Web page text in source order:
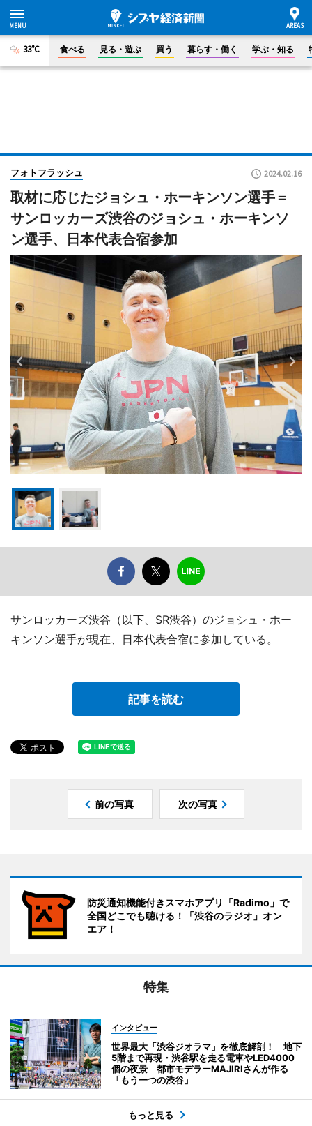
33°C 食べる 見る・遊ぶ 買う 暮らす・働く 学ぶ・知る
フォトフラッシュ 2024.02.16
取材に応じたジョシュ・ホーキンソン選手＝
サンロッカーズ渋谷のジョシュ・ホーキンソ
ン選手、日本代表合宿参加
サンロッカーズ渋谷（以下、SR渋谷）のジョシュ・ホー
キンソン選手が現在、日本代表合宿に参加している。
記事を読む
前の写真 次の写真
防災通知機能付きスマホアプリ「Radimo」で
全国どこでも聴ける！「渋谷のラジオ」オン
エア！
特集
インタビュー
世界最大「渋谷ジオラマ」を徹底解剖！ 地下
5階まで再現・渋谷駅を走る電車やLED4000
個の夜景 都市モデラーMAJIRIさんが作る
「もう一つの渋谷」
もっと見る